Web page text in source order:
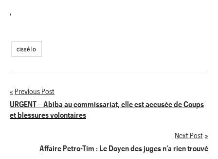
'
cissé lo
Navigation
de
Previous Post
URGENT – Abiba au commissariat, elle est accusée de Coups
et blessures volontaires
Next Post
Affaire Petro-Tim : Le Doyen des juges n’a rien trouvé